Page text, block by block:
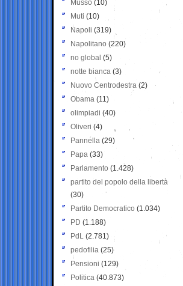
Musso (10)
Muti (10)
Napoli (319)
Napolitano (220)
no global (5)
notte bianca (3)
Nuovo Centrodestra (2)
Obama (11)
olimpiadi (40)
Oliveri (4)
Pannella (29)
Papa (33)
Parlamento (1.428)
partito del popolo della libertà
(30)
Partito Democratico (1.034)
PD (1.188)
PdL (2.781)
pedofilia (25)
Pensioni (129)
Politica (40.873)